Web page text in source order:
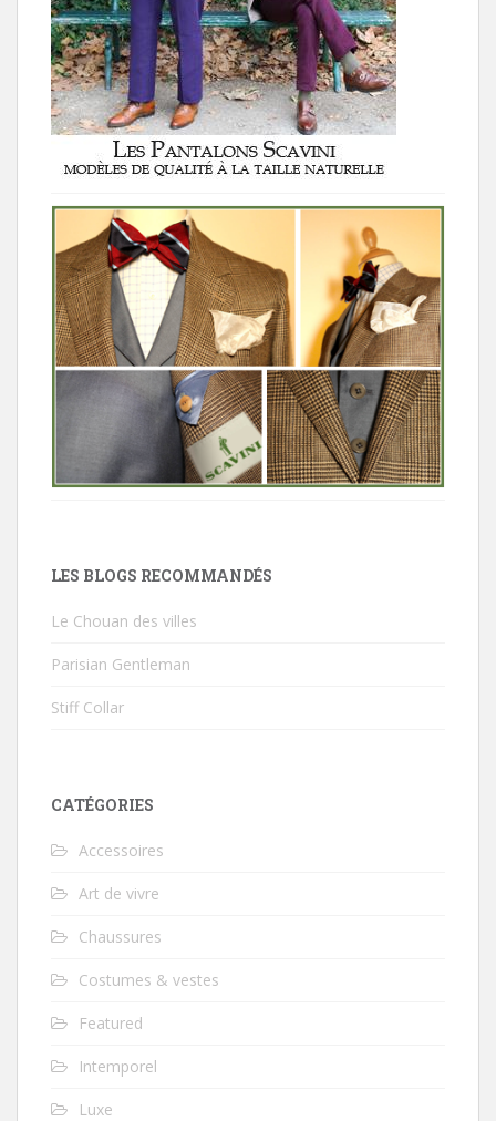
LES BLOGS RECOMMANDÉS
Le Chouan des villes
Parisian Gentleman
Stiff Collar
CATÉGORIES
Accessoires
Art de vivre
Chaussures
Costumes & vestes
Featured
Intemporel
Luxe